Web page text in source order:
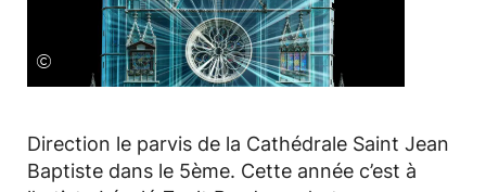
©
Direction le parvis de la Cathédrale Saint Jean
Baptiste dans le 5ème. Cette année c’est à